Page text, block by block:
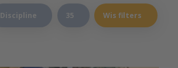
Discipline 35 Wis filters